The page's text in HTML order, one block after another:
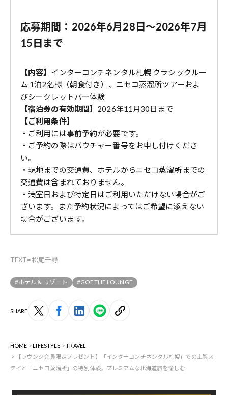
応募期間：2026年6月28日〜2026年7月
15日まで
【内容】 インターコンチネンタル札幌 クラシックルー
ム 1泊2名様（朝食付き）、ニセコ蒸溜所ツアーおよ
びシークレットバー体験
【宿泊券の有効期間】 2026年11月30日まで
【ご利用条件】
・ご利用には事前予約が必要です。
・ご予約の際はバウチャー番号をお申し付けくださ
い。
・現地までの交通費、ホテルからニセコ蒸溜所までの
交通費は含まれておりません。
・満室日および特定日はご利用いただけない場合がご
ざいます。また予約状況によってはご希望に添えない
場合がございます。
TEXT=松尾千尋
#ホテル＆リゾート #GOETHE LOUNGE
SHARE
HOME LIFESTYLE
TRAVEL
【ラウンジ会員限定プレゼント】「インターコンチネンタル札幌」での上質ス
テイと「ニセコ蒸溜所」の特別体験。プレミアムな北海道旅を愉しむ